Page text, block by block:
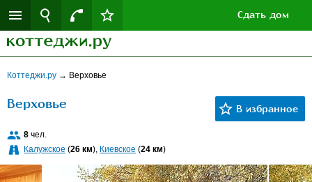
Сдать дом
Коттеджи.ру → Верховье
Верховье
8 чел.
Калужское (26 км), Киевское (24 км)